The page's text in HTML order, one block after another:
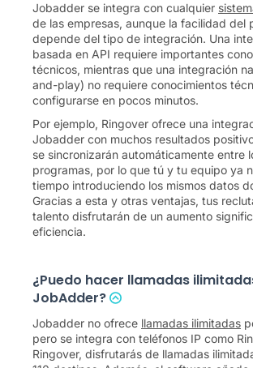
Jobadder se integra con cualquier
de las empresas, aunque la facilidad del
depende del tipo de integración. Una
basada en API requiere importantes
técnicos, mientras que una integración
and-play) no requiere conocimientos
configurarse en pocos minutos.
Por ejemplo, Ringover ofrece una
Jobadder con muchos resultados
se sincronizarán automáticamente entre
programas, por lo que tú y tu equipo ya
tiempo introduciendo los mismos datos
Gracias a esta y otras ventajas, tus
talento disfrutarán de un aumento
eficiencia.
¿Puedo hacer llamadas
JobAdder?
Jobadder no ofrece llamadas ilimitadas
pero se integra con teléfonos IP como
Ringover, disfrutarás de llamadas